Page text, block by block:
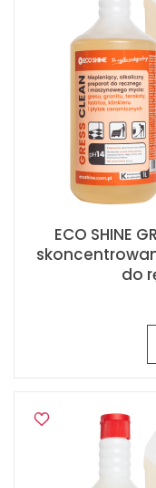
ECO SHINE
do